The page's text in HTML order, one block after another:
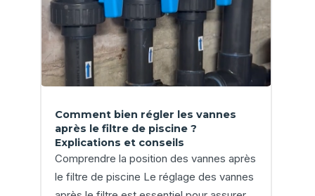
Comment bien régler les vannes
après le filtre de piscine ?
Explications et conseils
Comprendre la position des vannes après
le filtre de piscine Le réglage des vannes